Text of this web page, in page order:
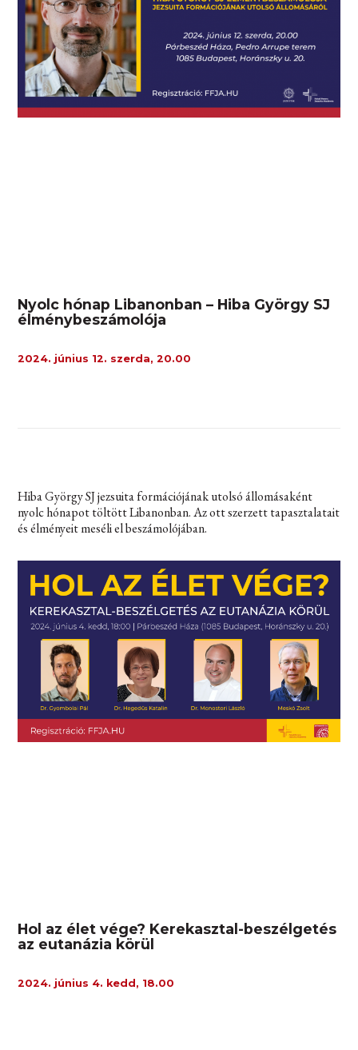
Nyolc hónap Libanonban – Hiba György SJ
élménybeszámolója
2024. június 12. szerda, 20.00
Hiba György SJ jezsuita formációjának utolsó állomásaként
nyolc hónapot töltött Libanonban. Az ott szerzett tapasztalatait
és élményeit meséli el beszámolójában.
Hol az élet vége? Kerekasztal-beszélgetés
az eutanázia körül
2024. június 4. kedd, 18.00